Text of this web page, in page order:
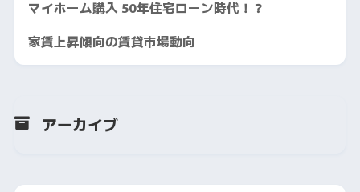
マイホーム購入 50年住宅ローン時代！？
家賃上昇傾向の賃貸市場動向
アーカイブ